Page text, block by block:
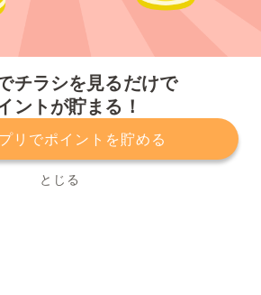
チラシを見るだけで
ントが貯まる！
リでポイントを貯める
とじる
ポリシー 利用規約
運営会社
お問い合わせ